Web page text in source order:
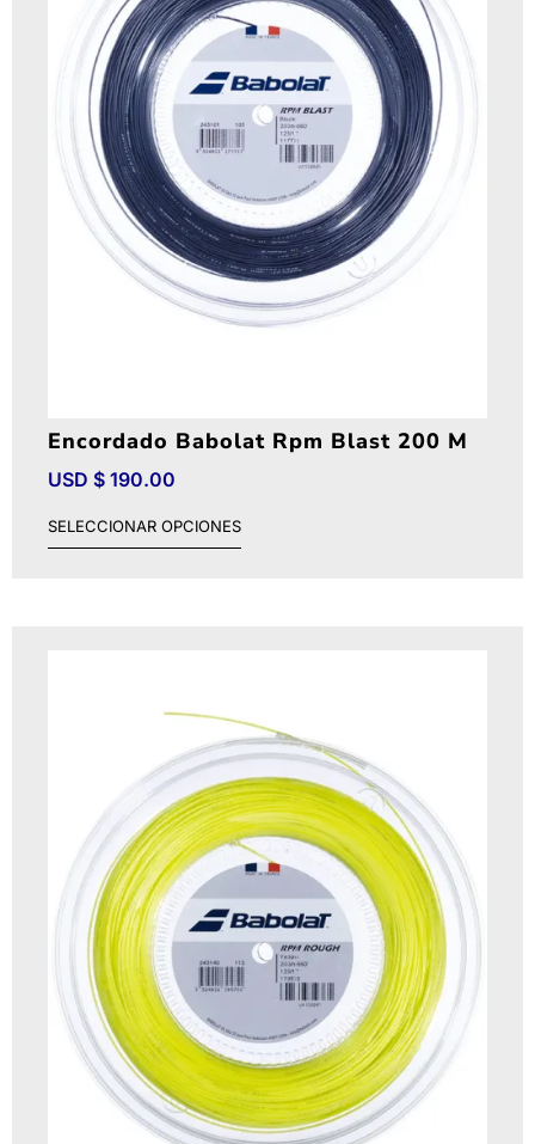
Encordado Babolat Rpm Blast 200 M
USD $ 190.00
SELECCIONAR OPCIONES